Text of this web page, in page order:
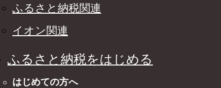
ふるさと納税関連
イオン関連
ふるさと納税をはじめる
はじめての方へ